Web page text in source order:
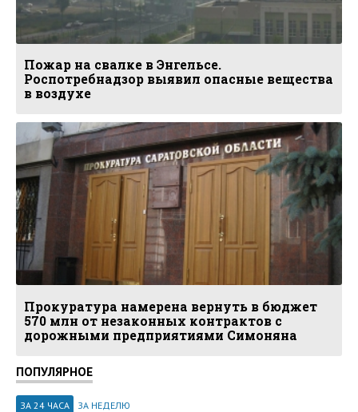
Пожар на свалке в Энгельсе.
Роспотребнадзор выявил опасные вещества
в воздухе
Прокуратура намерена вернуть в бюджет
570 млн от незаконных контрактов с
дорожными предприятиями Симоняна
ПОПУЛЯРНОЕ
ЗА 24 ЧАСА ЗА НЕДЕЛЮ